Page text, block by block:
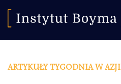
ARTYKUŁY TYGODNIA W AZJI